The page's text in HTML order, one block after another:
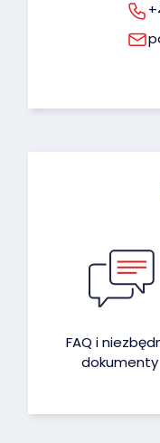
FAQ i
dokumenty